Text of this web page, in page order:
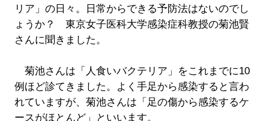
リア」の日々。日常からできる予防法はないのでし
ょうか？ 東京女子医科大学感染症科教授の菊池賢
さんに聞きました。
菊池さんは「人食いバクテリア」をこれまでに10
例ほど診てきました。よく手足から感染すると言わ
れていますが、菊池さんは「足の傷から感染するケ
ースがほとんど」といいます。